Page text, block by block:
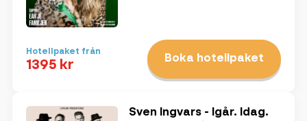
Välj datum
augusti
Hotellpaket från
1395 kr Boka hotellpaket
Sven Ingvars - Igår. Idag.